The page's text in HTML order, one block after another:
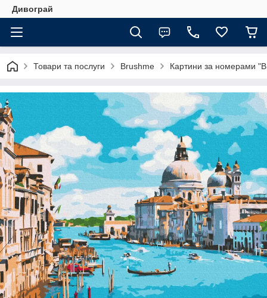
Дивограй
Товари та послуги Brushme Картини за номерами